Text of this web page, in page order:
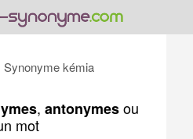
Synonyme kémia
, antonymesou
mot